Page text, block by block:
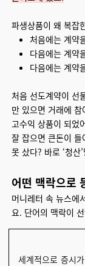
파생상품이 왜 복잡
처음에는 계약
다음에는 계약
다음에는 계약
처음 선도계약이 선
만 있으면 거래에 참
고수익 상품이 되었
잘 잡으면 큰돈이
못 샀다? 바로 ‘청산
어떤 맥락으로
머니레터 속 뉴스에
요. 단어의 맥락이
세계적으로 증시